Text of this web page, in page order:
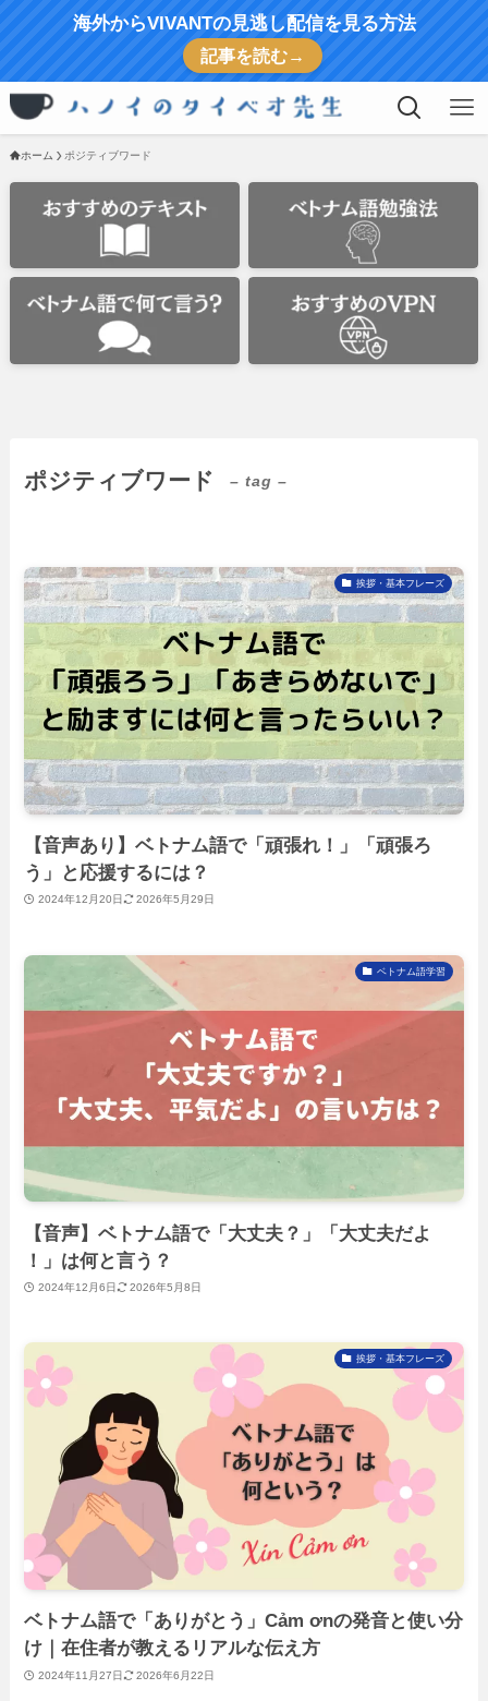
海外からVIVANTの見逃し配信を見る方法
記事を読む→
ホーム ポジティブワード
ポジティブワード – tag –
挨拶・基本フレーズ
【音声あり】ベトナム語で「頑張れ！」「頑張ろ
う」と応援するには？
2024年12月20日 2026年5月29日
ベトナム語学習
【音声】ベトナム語で「大丈夫？」「大丈夫だよ
！」は何と言う？
2024年12月6日 2026年5月8日
挨拶・基本フレーズ
ベトナム語で「ありがとう」Cảm ơnの発音と使い分
け｜在住者が教えるリアルな伝え方
2024年11月27日 2026年6月22日